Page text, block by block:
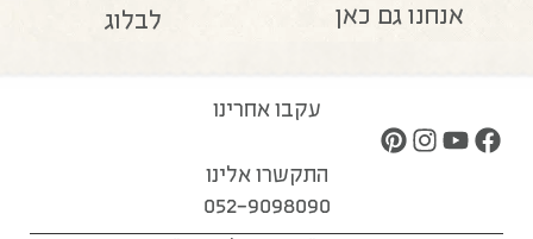
אנחנו גם כאן לבלוג
עקבו אחרינו
התקשרו אלינו
052-9098090